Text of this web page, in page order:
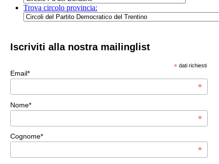
Trova circolo provincia:
Iscriviti alla nostra mailinglist
* dati richiesti
Email*
*
Nome*
*
Cognome*
*